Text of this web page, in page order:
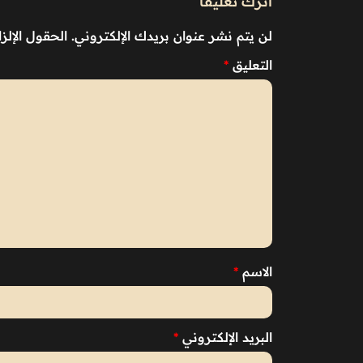
لن يتم نشر عنوان بريدك الإلكتروني. الحقول
التعليق *
الاسم *
البريد الإلكتروني *